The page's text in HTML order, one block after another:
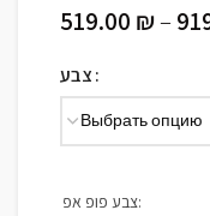
519.00 ₪–
צבע
צבע פופ אפ: